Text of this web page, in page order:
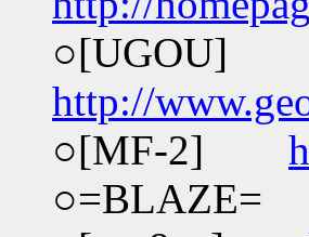
○[UGOU]
http://
○[MF-2]